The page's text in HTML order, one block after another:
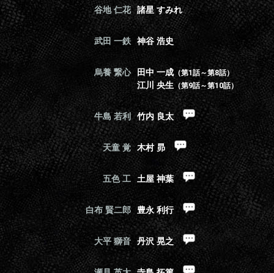
谷地 仁花 諸星 すみれ
武田 一鉄 神谷 浩史
烏養 繋心 田中 一成（第1話～第8話）
江川 央生（第9話～第10話）
牛島 若利 竹内 良太
天童 覚 木村 昴
五色 工 土屋 神葉
白布 賢二郎 豊永 利行
大平 獅音 丹沢 晃之